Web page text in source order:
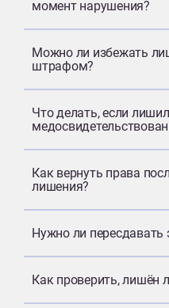
момент нарушения?
Можно ли избежать
штрафом?
Что делать, если
Как вернуть права
лишения?
Нужно ли
Как проверить, лишён